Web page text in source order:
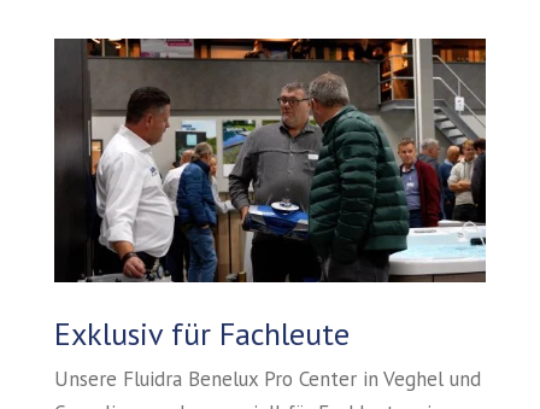
Exklusiv für Fachleute
Unsere Fluidra Benelux Pro Center in Veghel und